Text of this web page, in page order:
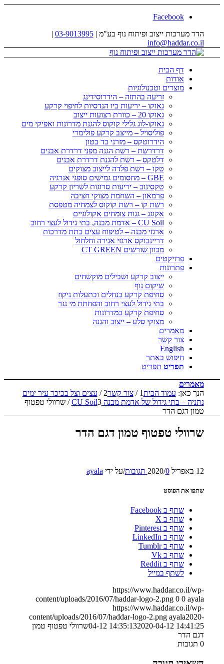
Facebook
הדר מערכות ייצוב ופיתוח נוף בע"מ |03-9013995
|
info@haddar.co.il
דף הבית
אודות
מוצרים וטכנולוגיות
זריעה בהתזה – הידרוסידינג
גאוקו – יריעות ביו הנדסיות לחיפוי קרקע
גאוקו 20 – כוורת רצועות ייצוב
גאוקו-לוג גלילי קוקוס להגנת מדרונות ואפיקי מים
פוליסויל – מייצב קרקע פולימרי
הידרוטקס – מזרני בד בטון
דרדרשת – רשת הגנה מפני דרדרת אבנים
דלטקס – רשת להגנת דרדרת אבנים
טקו – רשת פלדה לייצוב מצוקים
GBE – מחסומים גמישים סופגי אנרגיה
טקסינוב – יריעות סרוגות לשריון קרקע
פרמאון – השחמת מצוקי חציבה
רשת קו – רשת קוקוס לצמחיה מטפסת
אקוגג – גגות צומחים אקולוגיים
CU Soil – אדמת מבנה, בתי גידול לעצי רחוב
ארגזי מבנה – לטיפוח עצים בתת מדרכות
דריינבוקס ארגזי אגירה וחלחול
מכוון שורשים CT GREEN
פרויקטים
פתרונות
ייצוב קרקע ושבילים מוקשחים
שיקום נוף
סחיפת קרקע בנחלים ובתעלות ניקוז
בתי גידול לעצי רחוב והפחתת מי נגר
סחיפת קרקע במדרונות
מצוקי סלע – ייצוב והגנה
מאמרים
צור קשר
English
חיפוש באתר
תפריט תפריט
מאמרים
הנך כאן: עמוד הבית1
/ צור קשר2
/ עצים וצל בכיכר עיר ימים
נתניה – בתי גידול של אדמת מבנה CU Soil3
/ שרוולי טפטוף
טמון דגם הדר
שרוולי טפטוף טמון דגם הדר
12 באפריל 2020 /0 תגובות /על ידי ayala
שתפו את הפוסט
שתף ב Facebook
שתף ב X
שתף ב Pinterest
שתף ב LinkedIn
שתף ב Tumblr
שתף ב Vk
שתף ב Reddit
לשתף במייל
https://www.haddar.co.il/wp-
content/uploads/2016/07/haddar-logo-2.png 0 0 ayala
https://www.haddar.co.il/wp-
content/uploads/2016/07/haddar-logo-2.png ayala2020-
04-12 14:35:132020-04-12 14:41:25
שרוולי טפטוף טמון
דגם הדר
0 תגובות